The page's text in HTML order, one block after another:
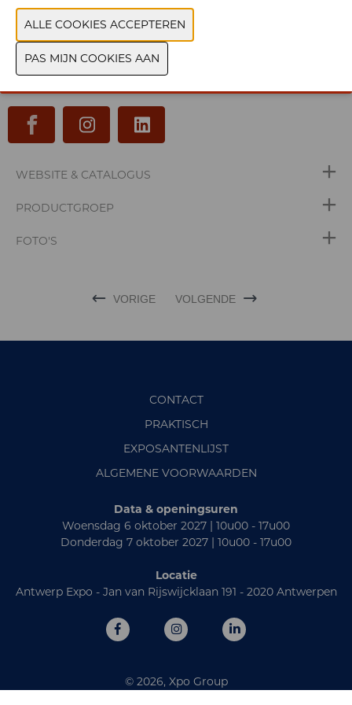
Stik je eigen zero-waste notebook op onze beursstand &
ontdek de schoonheid van afval.
WEBSITE & CATALOGUS
PRODUCTGROEP
FOTO'S
VORIGE VOLGENDE
CONTACT
PRAKTISCH
EXPOSANTENLIJST
ALGEMENE VOORWAARDEN
Data & openingsuren
Woensdag 6 oktober 2027 | 10u00 - 17u00
Donderdag 7 oktober 2027 | 10u00 - 17u00
Locatie
Antwerp Expo - Jan van Rijswijcklaan 191 - 2020 Antwerpen
© 2026, Xpo Group